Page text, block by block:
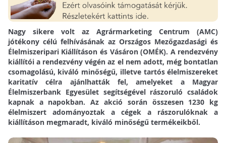
Nagy sikere volt az Agrármarketing Centrum (AMC)
jótékony célú felhívásának az Országos Mezőgazdasági és
Élelmiszeripari Kiállításon és Vásáron (OMÉK). A rendezvény
kiállítói a rendezvény végén az el nem adott, még bontatlan
csomagolású, kiváló minőségű, illetve tartós élelmiszereket
karitatív célra ajánlhatták fel, amelyeket a Magyar
Élelmiszerbank Egyesület segítségével rászoruló családok
kapnak a napokban. Az akció során összesen 1230 kg
élelmiszert adományoztak a cégek a rászorulóknak a
kiállításon megmaradt, kiváló minőségű termékeikből.